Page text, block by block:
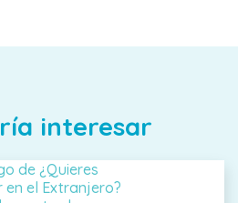
interesar